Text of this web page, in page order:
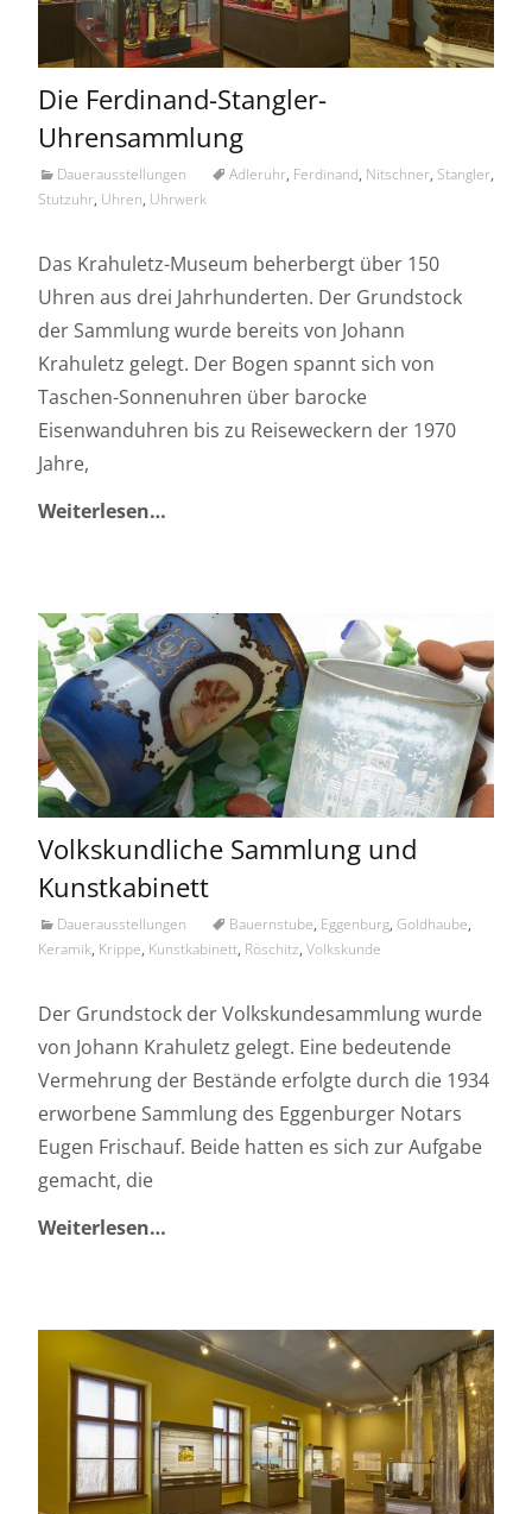
Die Ferdinand-Stangler-
Uhrensammlung
Dauerausstellungen Adleruhr, Ferdinand, Nitschner, Stangler,
Stutzuhr, Uhren, Uhrwerk
Das Krahuletz-Museum beherbergt über 150
Uhren aus drei Jahrhunderten. Der Grundstock
der Sammlung wurde bereits von Johann
Krahuletz gelegt. Der Bogen spannt sich von
Taschen-Sonnenuhren über barocke
Eisenwanduhren bis zu Reiseweckern der 1970
Jahre,
Weiterlesen…
Volkskundliche Sammlung und
Kunstkabinett
Dauerausstellungen Bauernstube, Eggenburg, Goldhaube,
Keramik, Krippe, Kunstkabinett, Röschitz, Volkskunde
Der Grundstock der Volkskundesammlung wurde
von Johann Krahuletz gelegt. Eine bedeutende
Vermehrung der Bestände erfolgte durch die 1934
erworbene Sammlung des Eggenburger Notars
Eugen Frischauf. Beide hatten es sich zur Aufgabe
gemacht, die
Weiterlesen…